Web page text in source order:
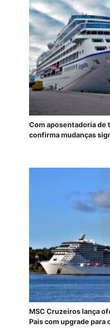
Com aposentadoria de
confirma mudanças
MSC Cruzeiros lança
Pais com upgrade para